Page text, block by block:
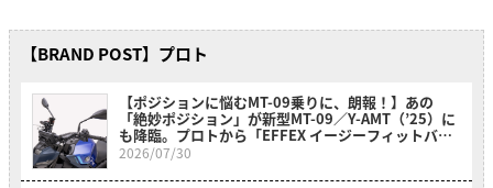
【BRAND POST】プロト
【ポジションに悩むMT-09乗りに、朗報！】あの
「絶妙ポジション」が新型MT-09／Y-AMT（’25）に
も降臨。プロトから「EFFEX イージーフィットバー
プラス」が新登場
2026/07/30